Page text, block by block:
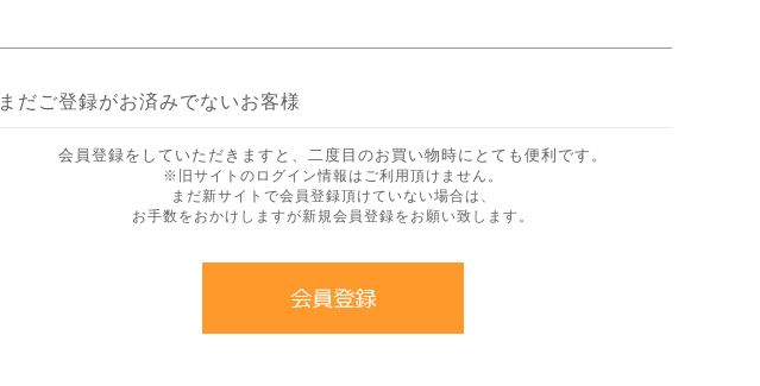
まだご登録がお済みでないお客様
会員登録をしていただきますと、二度目のお買い物時にとても便利です。
※旧サイトのログイン情報はご利用頂けません。
まだ新サイトで会員登録頂けていない場合は、
お手数をおかけしますが新規会員登録をお願い致します。